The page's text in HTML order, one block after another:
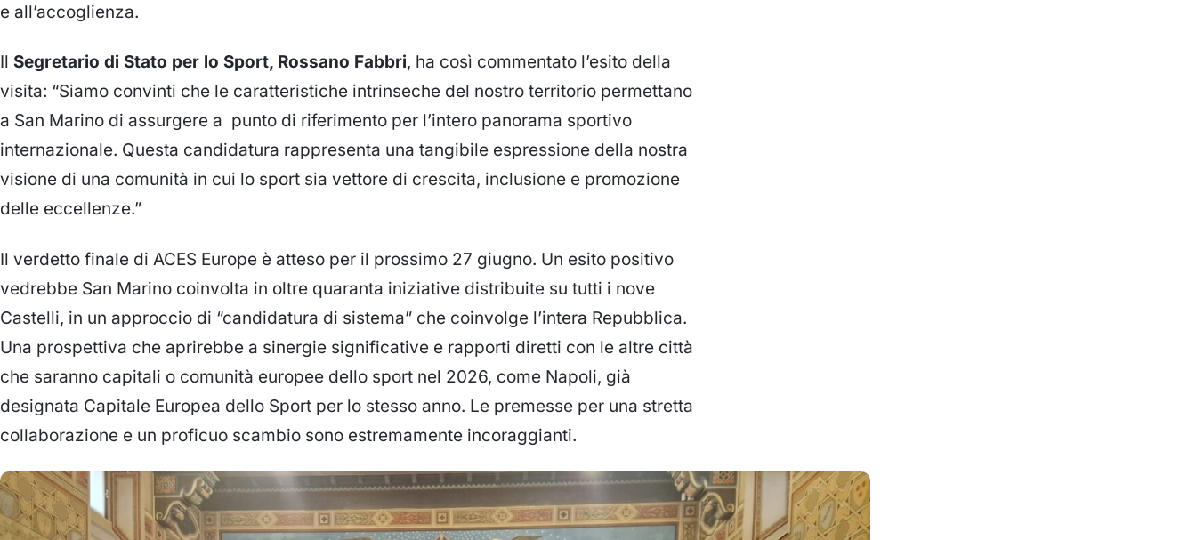
e all’accoglienza.
Il Segretario di Stato per lo Sport, Rossano Fabbri, ha così commentato l’esito della
visita: “Siamo convinti che le caratteristiche intrinseche del nostro territorio permettano
a San Marino di assurgere a punto di riferimento per l’intero panorama sportivo
internazionale. Questa candidatura rappresenta una tangibile espressione della nostra
visione di una comunità in cui lo sport sia vettore di crescita, inclusione e promozione
delle eccellenze.”
Il verdetto finale di ACES Europe è atteso per il prossimo 27 giugno. Un esito positivo
vedrebbe San Marino coinvolta in oltre quaranta iniziative distribuite su tutti i nove
Castelli, in un approccio di “candidatura di sistema” che coinvolge l’intera Repubblica.
Una prospettiva che aprirebbe a sinergie significative e rapporti diretti con le altre città
che saranno capitali o comunità europee dello sport nel 2026, come Napoli, già
designata Capitale Europea dello Sport per lo stesso anno. Le premesse per una stretta
collaborazione e un proficuo scambio sono estremamente incoraggianti.